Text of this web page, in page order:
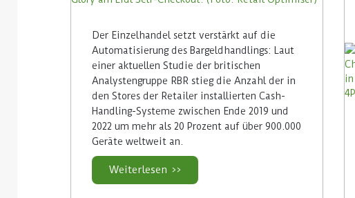
Der Einzelhandel setzt verstärkt auf die
Automatisierung des Bargeldhandlings: Laut
einer aktuellen Studie der britischen
Analystengruppe RBR stieg die Anzahl der in
den Stores der Retailer installierten Cash-
Handling-Systeme zwischen Ende 2019 und
2022 um mehr als 20 Prozent auf über 900.000
Geräte weltweit an.
Weiterlesen >>